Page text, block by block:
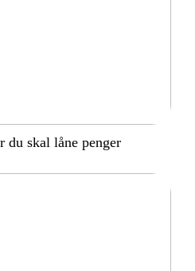
du skal låne penger